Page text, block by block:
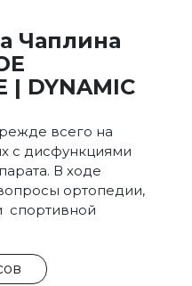
Чаплина
DYNAMIC
всего на
с дисфункциями
В ходе
ортопедии,
спортивной